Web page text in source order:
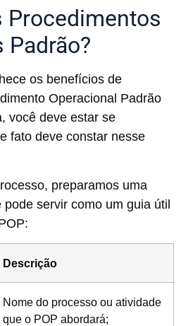
Procedimentos
Padrão?
os benefícios de
Operacional Padrão
você deve estar se
fato deve constar nesse
preparamos uma
servir como um guia útil
Descrição
Nome do processo ou atividade
que o POP abordará;